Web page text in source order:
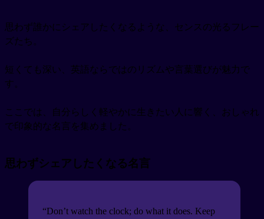
思わず誰かにシェアしたくなるような、センスの光るフレー
ズたち。
短くても深い、英語ならではのリズムや言葉選びが魅力で
す。
ここでは、自分らしく軽やかに生きたい人に響く、おしゃれ
で印象的な名言を集めました。
思わずシェアしたくなる名言
“Don’t watch the clock; do what it does. Keep